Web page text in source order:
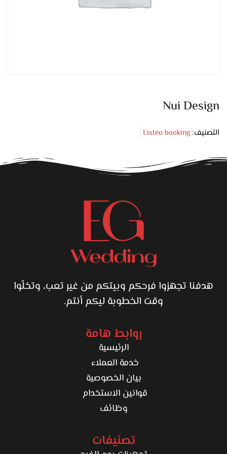
Nui Design
التصنيف: Listeo booking
هدفنا تجهزوا فرحكم وبيتكم من غير تعب، وتخلّوا
وقت الخطوبة ليكم أنتم.
روابط هامة
الرئيسية
خدمة العملاء
بيان الخصوصية
قوانين الاستخدام
وظائف
تصنيفات